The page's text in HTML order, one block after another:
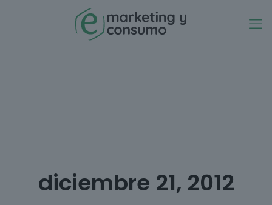
diciembre 21, 2012